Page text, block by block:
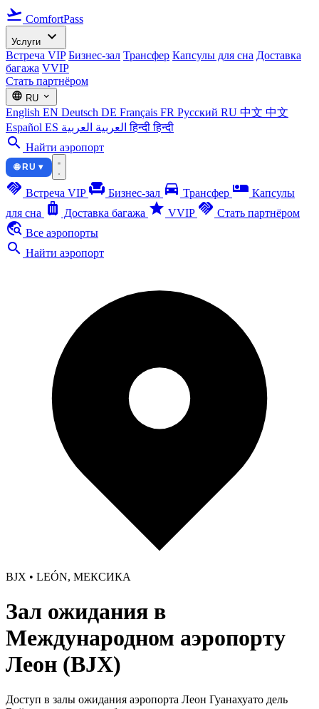
flight_takeoff ComfortPass
Услуги expand_more
Встреча VIP Бизнес-зал Трансфер Капсулы для сна Доставка
багажа VVIP
Стать партнёром
language RU expand_more
English EN Deutsch DE Français FR Русский RU 中文 中文
Español ES العربية العربية हिन्दीहिन्दी
search Найти аэропорт
🌐 RU ▾
handshake Встреча VIP chair Бизнес-зал directions_car Трансфер airline_seat_individual_suite Капсулы
для сна luggage Доставка багажа star VVIP handshake Стать партнёром
travel_explore Все аэропорты
search Найти аэропорт
BJX • LEÓN, МЕКСИКА
Зал ожидания в
Международном аэропорту
Леон (BJX)
Доступ в залы ожидания аэропорта Леон Гуанахуато дель